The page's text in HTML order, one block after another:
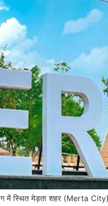
में स्थित मेड़ता शहर (Merta